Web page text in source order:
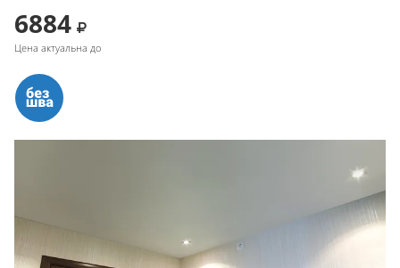
6884
Цена актуальна до